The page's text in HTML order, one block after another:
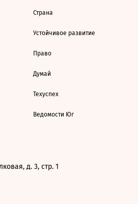
Страна
Устойчивое развитие
Право
Думай
Техуспех
Ведомости Юг
д. 3, стр. 1